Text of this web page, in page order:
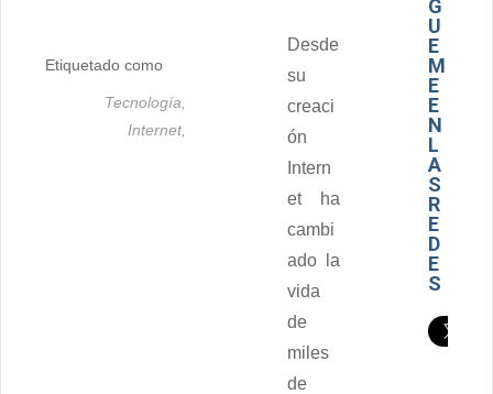
Etiquetado como
Tecnología,
Internet,
Desde
su
creaci
ón
Intern
et ha
cambi
ado la
vida
de
miles
de
G
U
E
M
E
E
N
L
A
S
R
E
D
E
S